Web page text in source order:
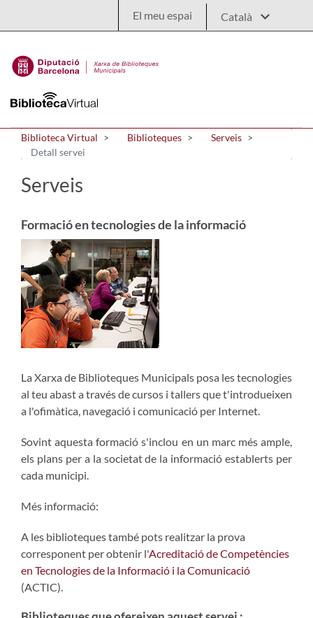
El meu espai
Biblioteca Virtual Biblioteques
Serveis
Detall servei
Serveis
Formació en tecnologies de la informació
La Xarxa de Biblioteques Municipals posa les tecnologies
al teu abast a través de cursos i tallers que t'introdueixen
a l'ofimàtica, navegació i comunicació per Internet.
Sovint aquesta formació s'inclou en un marc més ample,
els plans per a la societat de la informació establerts per
cada municipi.
Més informació:
A les biblioteques també pots realitzar la prova
corresponent per obtenir l'Acreditació de Competències
en Tecnologies de la Informació i la Comunicació
(ACTIC).